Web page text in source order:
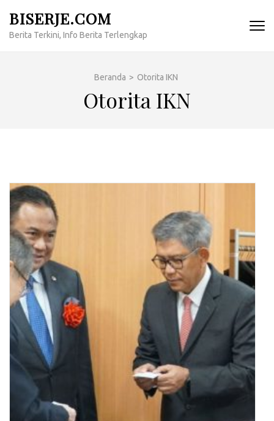
konten
BISERJE.COM
Berita Terkini, Info Berita Terlengkap
Beranda > Otorita IKN
Otorita IKN